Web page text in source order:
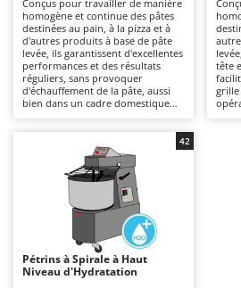
Autolaveuses
Autres produits
B
Balayeuses
Bancs de scie pour le bois -
Barbecues
Bennes pour tracteur
Brosses pour sols extérieurs
Brouettes à moteur
Broyeurs à axe horizontal
Ambrogio Robot
Annovi Reverberi
ANTHBOT
Archman
Ardes
Argo
Ariete
Artus
Attila
Conçus pour travailler de manière
homogène et continue des pâtes
destinées au pain, à la pizza et à
d'autres produits à base de pâte
levée, ils garantissent d'excellentes
performances et des résultats
réguliers, sans provoquer
d'échauffement de la pâte, aussi
bien dans un cadre domestique
tête fixe ne permet pas de retirer
la cuve, mais constitue une
solution plus économique que les
modèles à tête relevable ou à cuve
amovible. Comparés à des
machines plus polyvalentes,
comme les batteurs mélangeurs
planétaires, ces pétrins sont moins
adaptés aux pâtes enrichies
contenant des œufs, mais offrent
une plus grande robustesse ainsi
tête
grille
Pétrins à Spirale à Haut
Niveau d'Hydratation
42